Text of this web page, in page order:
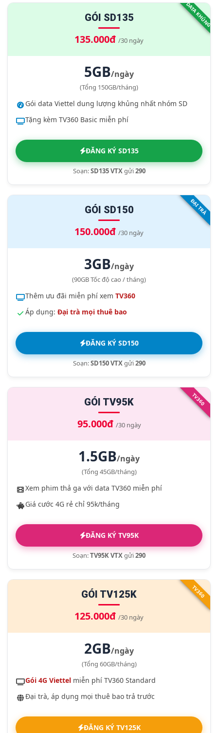
DATA KHỦNG
GÓI SD135
135.000đ /30 ngày
5GB/ngày
(Tổng 150GB/tháng)
Gói data Viettel dung lượng khủng nhất nhóm SD
Tặng kèm TV360 Basic miễn phí
ĐĂNG KÝ SD135
Soạn:SD135 VTXgửi290
ĐẠI TRÀ
GÓI SD150
150.000đ /30 ngày
3GB/ngày
(90GB Tốc độ cao / tháng)
Thêm ưu đãi miễn phí xem TV360
Áp dụng: Đại trà mọi thuê bao
ĐĂNG KÝ SD150
Soạn:SD150 VTXgửi290
TV360
GÓI TV95K
95.000đ /30 ngày
1.5GB/ngày
(Tổng 45GB/tháng)
Xem phim thả ga với data TV360 miễn phí
Giá cước 4G rẻ chỉ 95k/tháng
ĐĂNG KÝ TV95K
Soạn:TV95K VTXgửi290
TV360
GÓI TV125K
125.000đ /30 ngày
2GB/ngày
(Tổng 60GB/tháng)
Gói 4G Viettel miễn phí TV360 Standard
Đại trà, áp dụng mọi thuê bao trả trước
ĐĂNG KÝ TV125K